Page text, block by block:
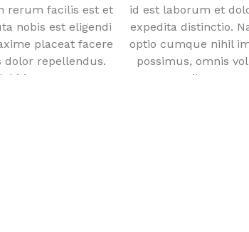
rerum facilis est et
nobis est eligendi
placeat facere
dolor repellendus.
aut rerum
id est laborum et
expedita distinctio.
optio cumque nihil
possimus, omnis
Temporibus